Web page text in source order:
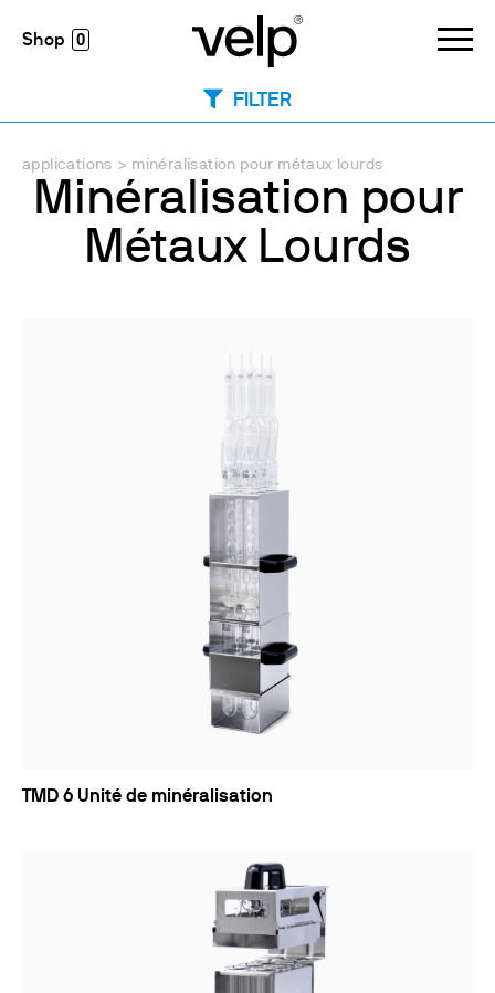
0
applications > minéralisation pour métaux lourds
Minéralisation pour
Métaux Lourds
FILTER
TMD 6 Unité de minéralisation